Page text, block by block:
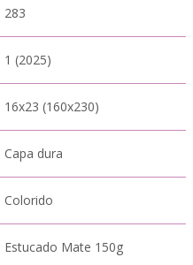
283
1 (2025)
16x23 (160x230)
Capa dura
Colorido
Estucado Mate 150g